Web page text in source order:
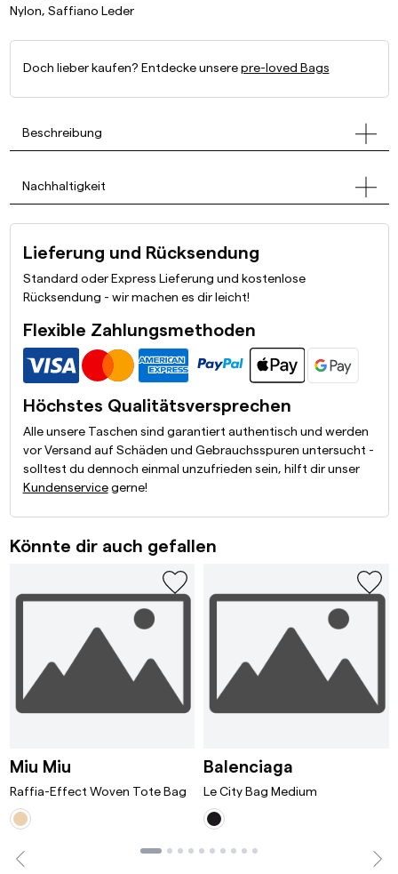
Nylon, Saffiano Leder
Doch lieber kaufen? Entdecke unsere pre-loved Bags
Beschreibung
Nachhaltigkeit
Lieferung und Rücksendung
Standard oder Express Lieferung und kostenlose
Rücksendung - wir machen es dir leicht!
Flexible Zahlungsmethoden
Höchstes Qualitätsversprechen
Alle unsere Taschen sind garantiert authentisch und werden
vor Versand auf Schäden und Gebrauchsspuren untersucht -
solltest du dennoch einmal unzufrieden sein, hilft dir unser
Kundenservicegerne!
Könnte dir auch gefallen
Bordeaux
Miu MiuRaffia-Effect Woven Tote Bag White/
Raffia-Effect Woven Tote Bag
Balenciaga
Le City Bag Medium